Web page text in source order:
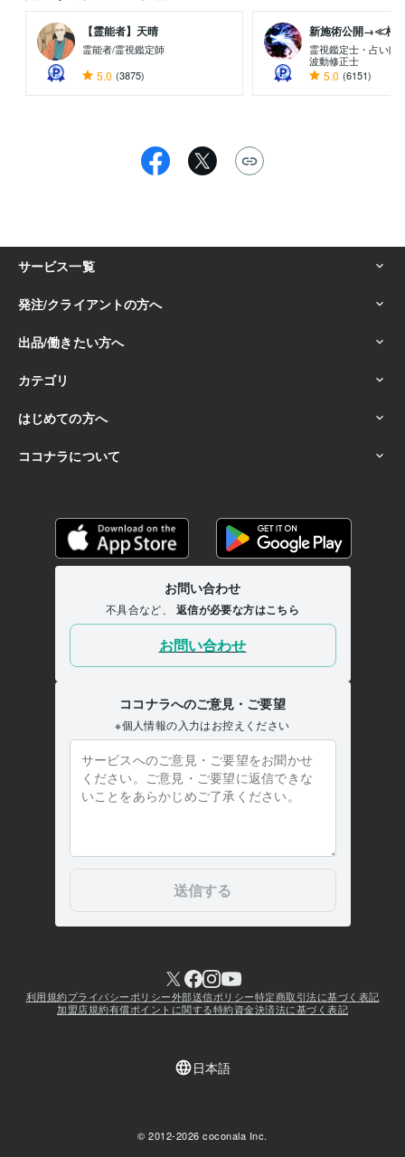
【霊能者】天晴
霊能者/霊視鑑定師
5.0 (3875)
新施術公開→≪相
霊視鑑定士・占い師
波動修正士
5.0 (6151)